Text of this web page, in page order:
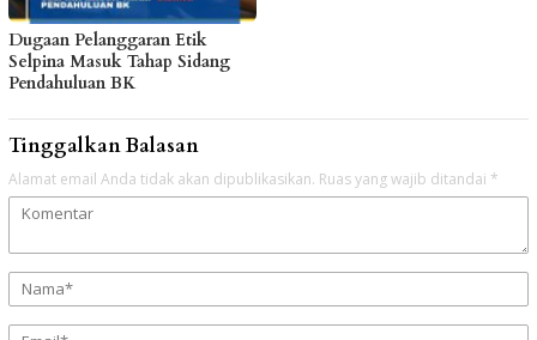
Dugaan Pelanggaran Etik
Selpina Masuk Tahap Sidang
Pendahuluan BK
Tinggalkan Balasan
Alamat email Anda tidak akan dipublikasikan. Ruas yang wajib ditandai *